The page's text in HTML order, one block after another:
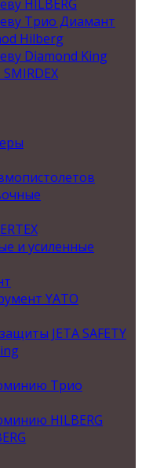
HILBERG
Трио Диамант
Hilberg
Diamond King
и усиленные
YATO
JETA SAFETY
Трио
HILBERG